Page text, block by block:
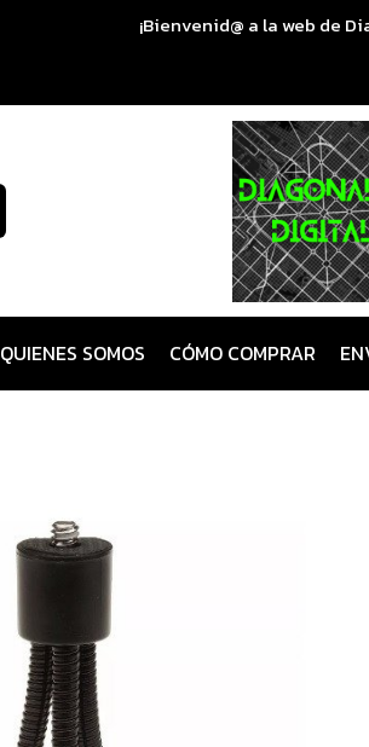
¡Bienvenid@ a la web de
QUIENES SOMOS CÓMO COMPRAR